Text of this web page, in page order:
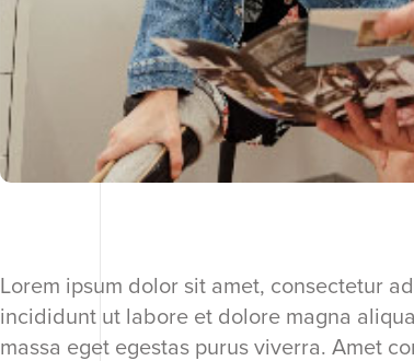
Lorem ipsum dolor sit amet, consectetur
incididunt ut labore et dolore magna
massa eget egestas purus viverra. Amet